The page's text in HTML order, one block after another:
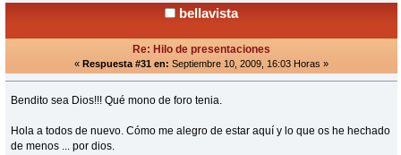
bellavista
Re: Hilo de presentaciones
« Respuesta #31 en: Septiembre 10, 2009, 16:03 Horas »
Bendito sea Dios!!! Qué mono de foro tenia.
Hola a todos de nuevo. Cómo me alegro de estar aquí y lo que os he hechado
de menos ... por dios.